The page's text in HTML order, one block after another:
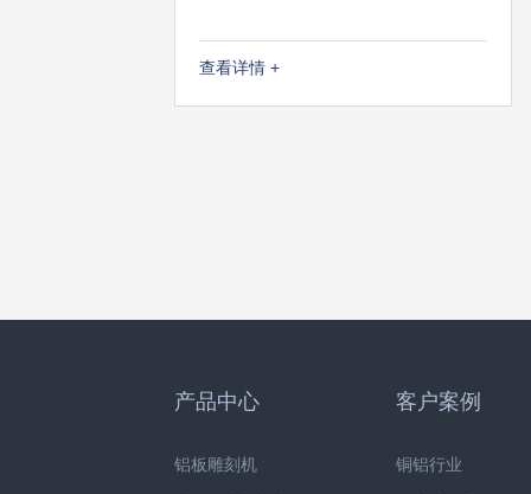
查看详情 +
产品中心
铝板雕刻机
客户案例
铜铝行业